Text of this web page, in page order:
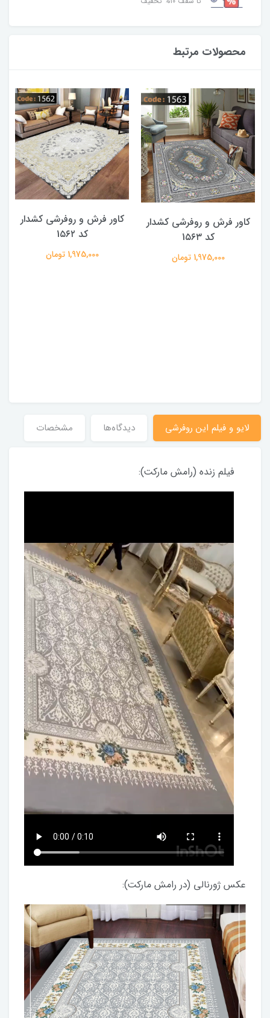
محصولات مرتبط
کاور فرش و روفرشی کشدار
کد 1۵۶۳
1,975,000 تومان
کاور فرش و روفرشی کشدار
کد 1۵۶۲
1,975,000 تومان
لایو و فیلم این روفرشی دیدگاه‌ها مشخصات
فیلم زنده (رامش مارکت):
عکس ژورنالی (در رامش مارکت):